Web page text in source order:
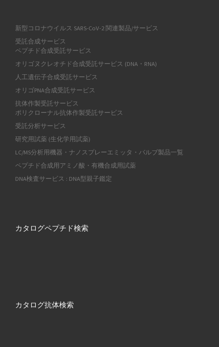
新型コロナウイルス SARS-CoV-2 関連製品/サービス
受託合成サービス
ペプチド合成受託サービス
オリゴヌクレオチド合成受託サービス (DNA・RNA)
人工遺伝子合成受託サービス
オリゴPNA合成受託サービス
抗体作製受託サービス
ポリクローナル抗体作製受託サービス
受託分析サービス
研究用試薬 (生化学用試薬)
LC/MS分析用機器・ナノスプレーエミッタ・バルブ製品一覧
ペプチド合成用アミノ酸・有機合成用試薬
DNA検査サービス : DNA型親子鑑定
カタログペプチド検索
カタログ抗体検索